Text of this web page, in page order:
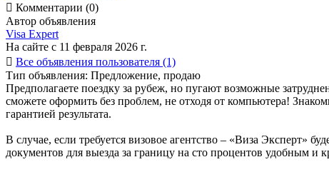
 Комментарии (0)
Автор объявления
Visa Expert
На сайте с 11 февраля 2026 г.
 Все объявления пользователя (1)
Тип объявления: Предложение, продаю
Предполагаете поездку за рубеж, но пугают возможные
сможете оформить без проблем, не отходя от компьютера!
гарантией результата.
В случае, если требуется визовое агентство – «Виза Эксперт»
документов для выезда за границу на сто процентов удобным и